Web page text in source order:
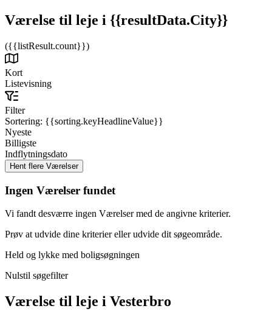
Værelse til leje i {{resultData.City}}
({{listResult.count}})
Kort
Listevisning
Filter
Sortering: {{sorting.keyHeadlineValue}}
Nyeste
Billigste
Indflytningsdato
Ingen Værelser fundet
Vi fandt desværre ingen Værelser med de angivne kriterier.
Prøv at udvide dine kriterier eller udvide dit søgeområde.
Held og lykke med boligsøgningen
Nulstil søgefilter
Værelse til leje i Vesterbro